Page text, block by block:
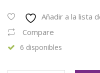
Añadir a la lista
Compare
6 disponibles